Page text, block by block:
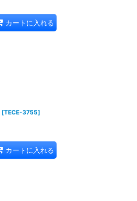
カートに入れる
[TECE-3755]
カートに入れる